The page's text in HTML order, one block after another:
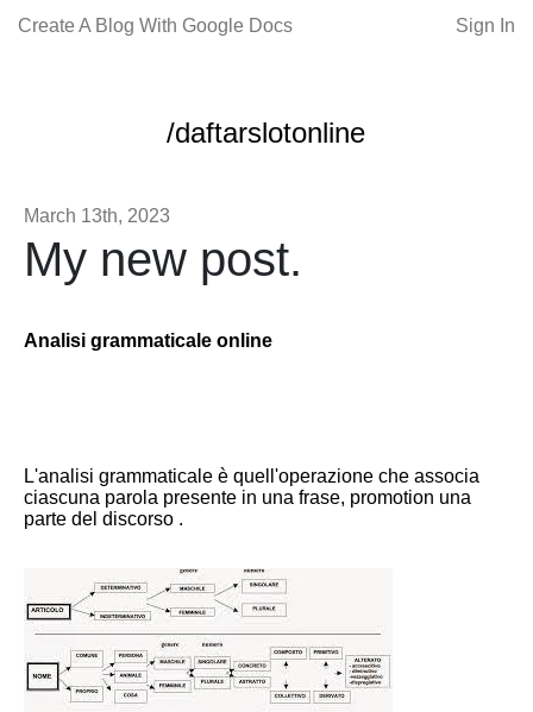
Create A Blog With Google Docs Sign In
/daftarslotonline
March 13th, 2023
My new post.
Analisi grammaticale online
L'analisi grammaticale è quell'operazione che associa
ciascuna parola presente in una frase, promotion una
parte del discorso .